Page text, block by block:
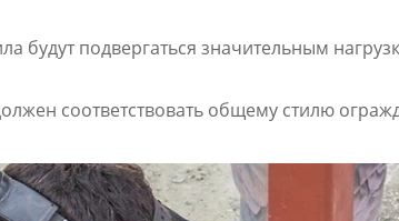
будут подвергаться значительным
соответствовать общему стилю